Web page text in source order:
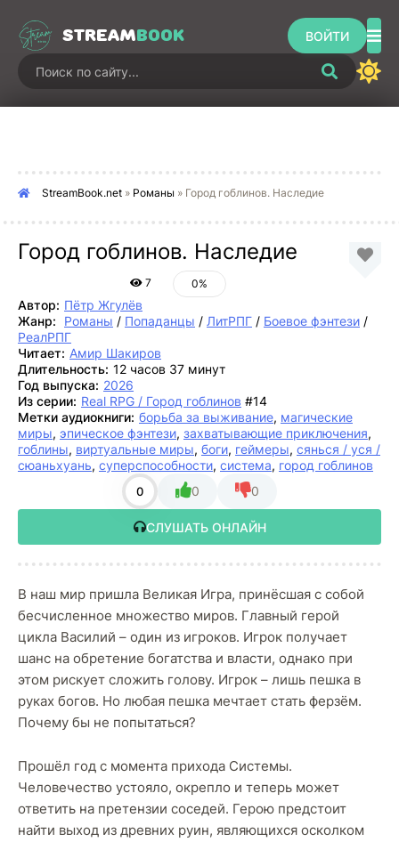
STREAMBOOK ВОЙТИ
StreamBook.net » Романы » Город гоблинов. Наследие
Город гоблинов. Наследие
7 0%
Автор: Пётр Жгулёв
Жанр:
Романы / Попаданцы / ЛитРПГ / Боевое фэнтези /
РеалРПГ
Читает: Амир Шакиров
Длительность: 12 часов 37 минут
Год выпуска: 2026
Из серии: Real RPG / Город гоблинов #14
Метки аудиокниги: борьба за выживание, магические
миры, эпическое фэнтези, захватывающие приключения,
гоблины, виртуальные миры, боги, геймеры, сянься / уся /
сюаньхуань, суперспособности, система, город гоблинов
0 0 0
СЛУШАТЬ ОНЛАЙН
В наш мир пришла Великая Игра, принёсшая с собой
бесчисленное множество миров. Главный герой
цикла Василий – один из игроков. Игрок получает
шанс на обретение богатства и власти, однако при
этом рискует сложить голову. Игрок – лишь пешка в
руках богов. Но любая пешка мечтает стать ферзём.
Почему бы не попытаться?
Прошёл год с момента прихода Системы.
Человечество устояло, окрепло и теперь может
ответить на претензии соседей. Герою предстоит
найти выход из древних руин, являющихся осколком